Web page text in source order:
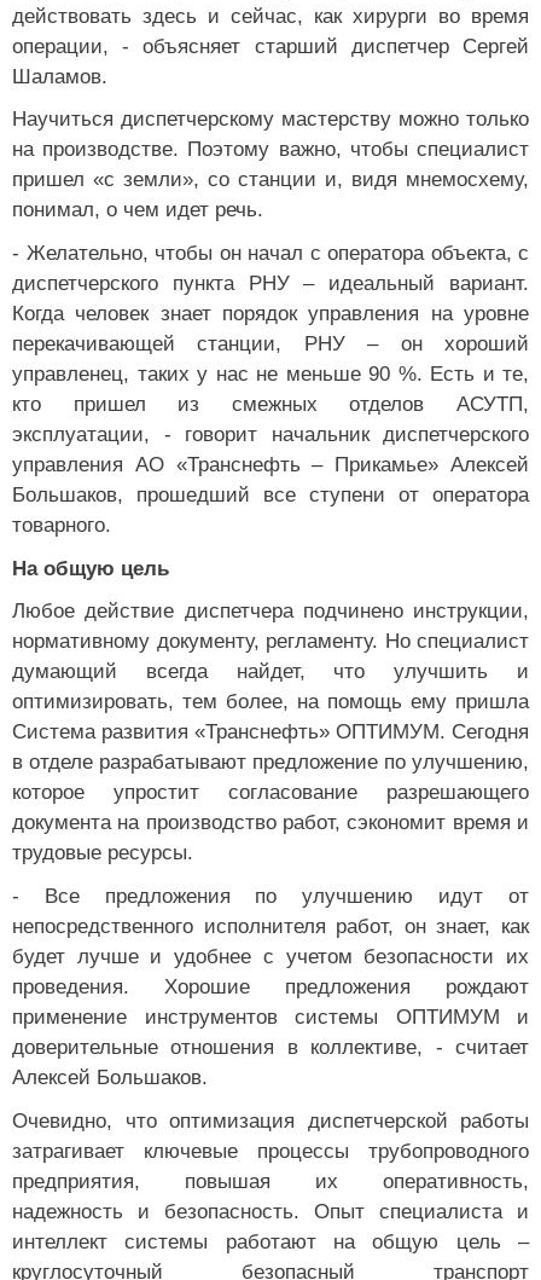
действовать здесь и сейчас, как хирурги во время
операции, - объясняет старший диспетчер Сергей
Шаламов.
Научиться диспетчерскому мастерству можно только
на производстве. Поэтому важно, чтобы специалист
пришел «с земли», со станции и, видя мнемосхему,
понимал, о чем идет речь.
- Желательно, чтобы он начал с оператора объекта, с
диспетчерского пункта РНУ – идеальный вариант.
Когда человек знает порядок управления на уровне
перекачивающей станции, РНУ – он хороший
управленец, таких у нас не меньше 90 %. Есть и те,
кто пришел из смежных отделов АСУТП,
эксплуатации, - говорит начальник диспетчерского
управления АО «Транснефть – Прикамье» Алексей
Большаков, прошедший все ступени от оператора
товарного.
На общую цель
Любое действие диспетчера подчинено инструкции,
нормативному документу, регламенту. Но специалист
думающий всегда найдет, что улучшить и
оптимизировать, тем более, на помощь ему пришла
Система развития «Транснефть» ОПТИМУМ. Сегодня
в отделе разрабатывают предложение по улучшению,
которое упростит согласование разрешающего
документа на производство работ, сэкономит время и
трудовые ресурсы.
- Все предложения по улучшению идут от
непосредственного исполнителя работ, он знает, как
будет лучше и удобнее с учетом безопасности их
проведения. Хорошие предложения рождают
применение инструментов системы ОПТИМУМ и
доверительные отношения в коллективе, - считает
Алексей Большаков.
Очевидно, что оптимизация диспетчерской работы
затрагивает ключевые процессы трубопроводного
предприятия, повышая их оперативность,
надежность и безопасность. Опыт специалиста и
интеллект системы работают на общую цель –
круглосуточный безопасный транспорт